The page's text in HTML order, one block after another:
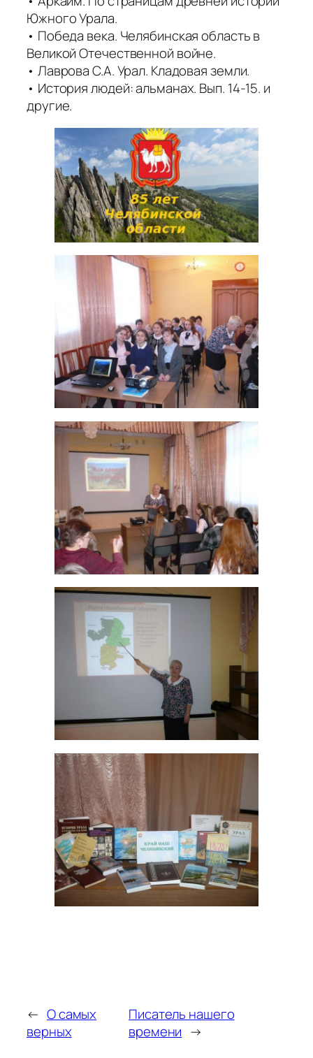
Южного Урала.
• Победа века. Челябинская область в
Великой Отечественной войне.
• Лаврова С.А. Урал. Кладовая земли.
• История людей: альманах. Вып. 14-15. и
другие.
← О самых
верных
Писатель нашего
времени →